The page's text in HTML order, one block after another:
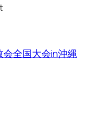
全国大会in沖縄